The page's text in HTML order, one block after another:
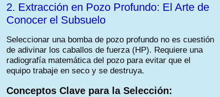
2. Extracción en Pozo Profundo: El Arte de
Conocer el Subsuelo
Seleccionar una bomba de pozo profundo no es cuestión
de adivinar los caballos de fuerza (HP). Requiere una
radiografía matemática del pozo para evitar que el
equipo trabaje en seco y se destruya.
Conceptos Clave para la Selección: